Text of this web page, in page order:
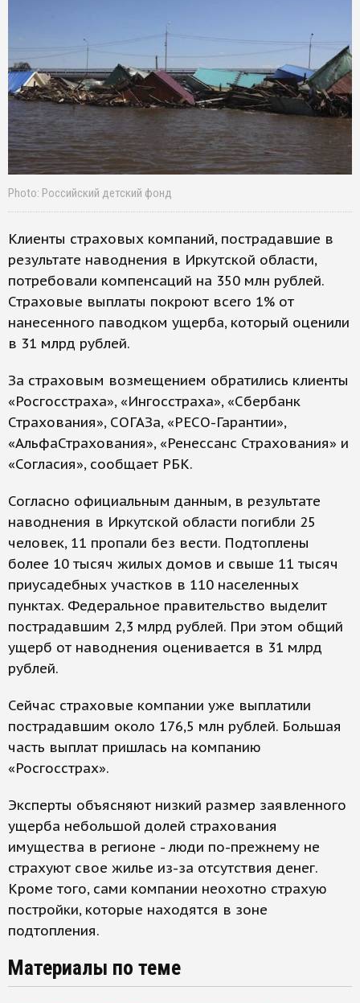
Photo: Российский детский фонд
Клиенты страховых компаний, пострадавшие в
результате наводнения в Иркутской области,
потребовали компенсаций на 350 млн рублей.
Страховые выплаты покроют всего 1% от
нанесенного паводком ущерба, который оценили
в 31 млрд рублей.
За страховым возмещением обратились клиенты
«Росгосстраха», «Ингосстраха», «Сбербанк
Страхования», СОГАЗа, «РЕСО-Гарантии»,
«АльфаСтрахования», «Ренессанс Страхования» и
«Согласия», сообщает РБК.
Согласно официальным данным, в результате
наводнения в Иркутской области погибли 25
человек, 11 пропали без вести. Подтоплены
более 10 тысяч жилых домов и свыше 11 тысяч
приусадебных участков в 110 населенных
пунктах. Федеральное правительство выделит
пострадавшим 2,3 млрд рублей. При этом общий
ущерб от наводнения оценивается в 31 млрд
рублей.
Сейчас страховые компании уже выплатили
пострадавшим около 176,5 млн рублей. Большая
часть выплат пришлась на компанию
«Росгосстрах».
Эксперты объясняют низкий размер заявленного
ущерба небольшой долей страхования
имущества в регионе - люди по-прежнему не
страхуют свое жилье из-за отсутствия денег.
Кроме того, сами компании неохотно страхую
постройки, которые находятся в зоне
подтопления.
Материалы по теме